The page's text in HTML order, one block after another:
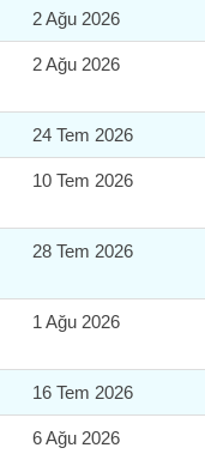
2 Ağu 2026
2 Ağu 2026
24 Tem 2026
10 Tem 2026
28 Tem 2026
1 Ağu 2026
16 Tem 2026
6 Ağu 2026